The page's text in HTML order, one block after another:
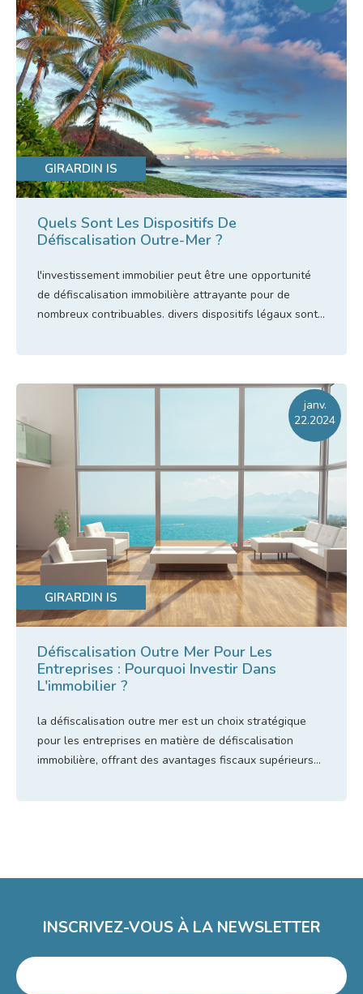
GIRARDIN IS
Quels Sont Les Dispositifs De
Défiscalisation Outre-Mer ?
l'investissement immobilier peut être une opportunité
de défiscalisation immobilière attrayante pour de
nombreux contribuables. divers dispositifs légaux sont...
janv.
22.2024
GIRARDIN IS
Défiscalisation Outre Mer Pour Les
Entreprises : Pourquoi Investir Dans
L'immobilier ?
la défiscalisation outre mer est un choix stratégique
pour les entreprises en matière de défiscalisation
immobilière, offrant des avantages fiscaux supérieurs...
INSCRIVEZ-VOUS À LA NEWSLETTER